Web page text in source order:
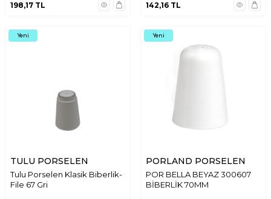
198,17 TL 142,16 TL
Yeni
TULU PORSELEN
Tulu Porselen Klasik Biberlik-
File 67 Gri
Yeni
PORLAND PORSELEN
POR BELLA BEYAZ 300607
BİBERLİK 70MM